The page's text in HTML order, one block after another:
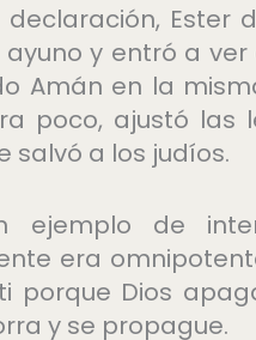
Ester
y entró a
Amán en la
poco, ajustó las
salvó a los judíos.
ejemplo de
era
porque Dios
y se propague.